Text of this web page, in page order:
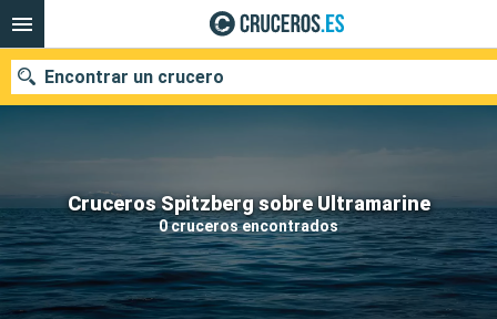
Cruceros Spitzberg sobre Ultramarine
0 cruceros encontrados
Encontrar un crucero
Nuestros destinos
Fecha de salida
Puertos Compañías